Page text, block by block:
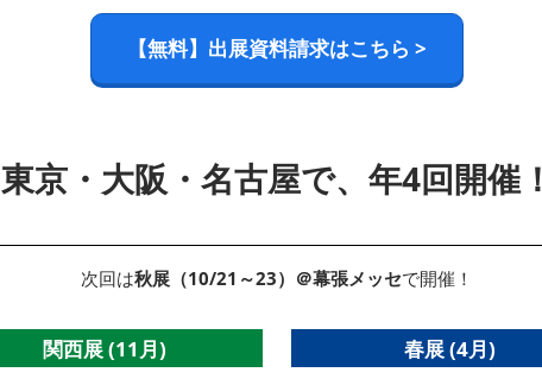
【無料】出展資料請求はこちら >
東京・大阪・名古屋で、年4回開催！
次回は秋展（10/21～23）＠幕張メッセで開催！
関西展 (11月)
春展 (4月)